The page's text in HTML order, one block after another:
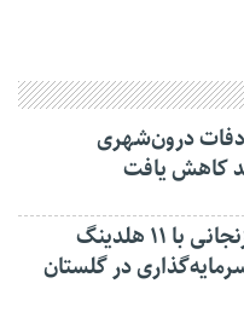
درون‌شهری
استاندار: بابک زنجانی با ۱۱ هلدینگ
در گلستان